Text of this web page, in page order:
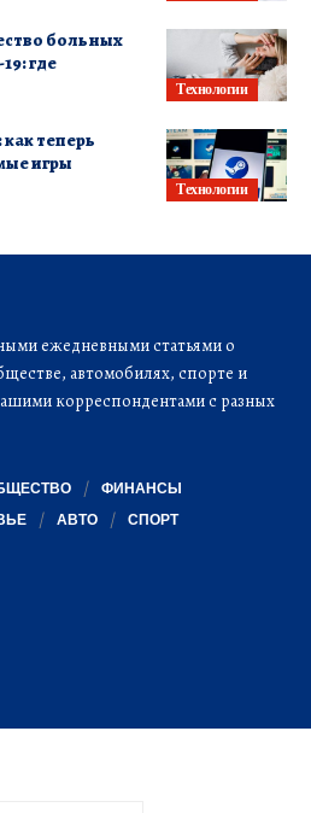
Технологии
больных
где
Технологии
теперь
игры
ежедневными статьями о
автомобилях, спорте и
корреспондентами с разных
ФИНАНСЫ
АВТО СПОРТ